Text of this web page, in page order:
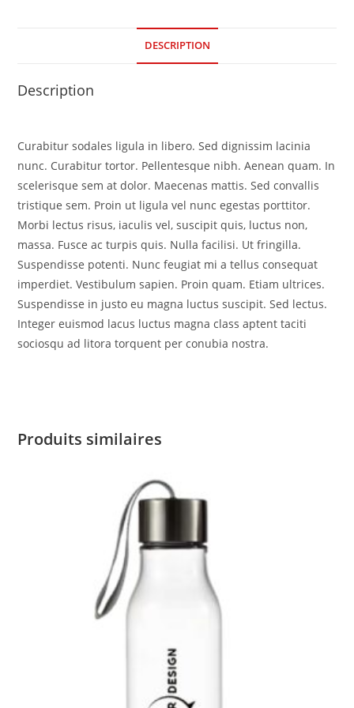
DESCRIPTION
Description
Curabitur sodales ligula in libero. Sed dignissim lacinia
nunc. Curabitur tortor. Pellentesque nibh. Aenean quam. In
scelerisque sem at dolor. Maecenas mattis. Sed convallis
tristique sem. Proin ut ligula vel nunc egestas porttitor.
Morbi lectus risus, iaculis vel, suscipit quis, luctus non,
massa. Fusce ac turpis quis. Nulla facilisi. Ut fringilla.
Suspendisse potenti. Nunc feugiat mi a tellus consequat
imperdiet. Vestibulum sapien. Proin quam. Etiam ultrices.
Suspendisse in justo eu magna luctus suscipit. Sed lectus.
Integer euismod lacus luctus magna class aptent taciti
sociosqu ad litora torquent per conubia nostra.
Produits similaires